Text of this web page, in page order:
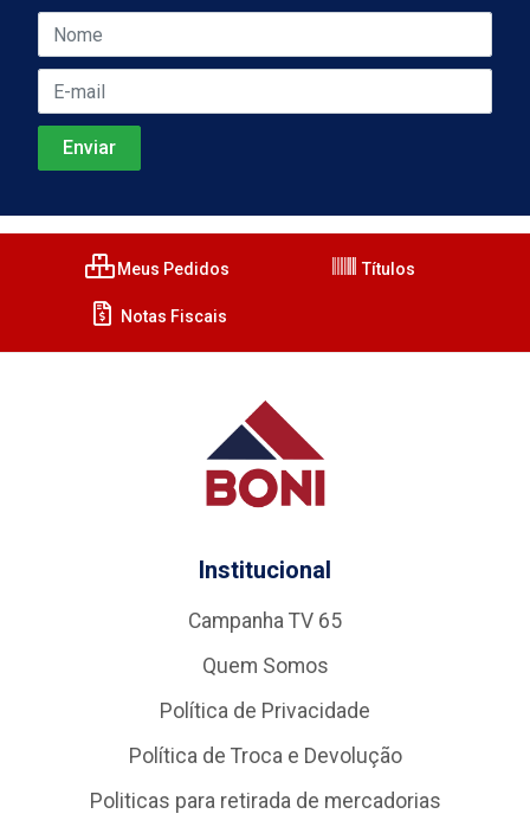
Meus Pedidos Títulos
Notas Fiscais
Institucional
Campanha TV 65
Quem Somos
Política de Privacidade
Política de Troca e Devolução
Politicas para retirada de mercadorias